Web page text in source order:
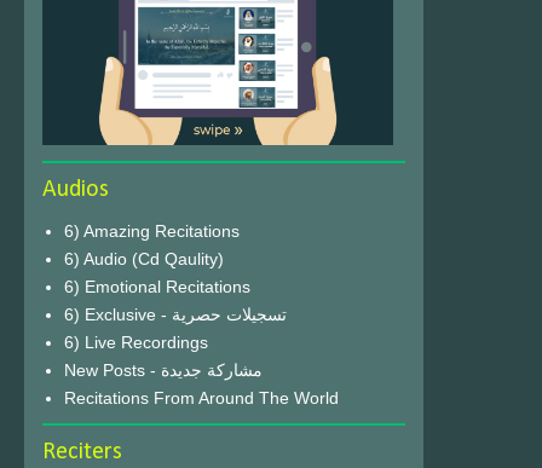
Audios
6) Amazing Recitations
6) Audio (Cd Qaulity)
6) Emotional Recitations
6) Exclusive - تسجيلات حصرية
6) Live Recordings
New Posts - مشاركة جديدة
Recitations From Around The World
Reciters